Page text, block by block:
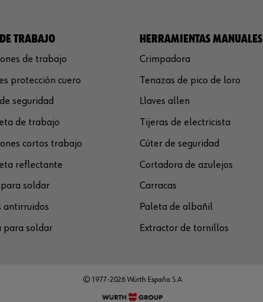
TRABAJO
de trabajo
protección cuero
seguridad
de trabajo
cortos trabajo
reflectante
soldar
antirruidos
para soldar
HERRAMIENTAS MANUALES
Crimpadora
Tenazas de pico de loro
Llaves allen
Tijeras de electricista
Cúter de seguridad
Cortadora de azulejos
Carracas
Paleta de albañil
Extractor de tornillos
© 1977-2026 Würth España S.A